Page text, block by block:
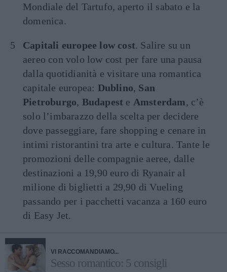
Mondiale del Tartufo, aperto il sabato e la
domenica.
Capitali europee low cost. Salire su un
aereo con volo low cost per fare una pausa
dalla quotidianità e visitare una romantica
capitale europea: Dublino, San
Pietroburgo, Budapest e Amsterdam, c’è
solo l’imbarazzo della scelta per decidere
dove passeggiare, fare shopping e cenare in
intimi ristorantini tra arte e cultura. Tante le
promozioni delle compagnie aeree, dalle
destinazioni a 19,90 euro di Ryanair al
milione di biglietti a 29,90 di Vueling
passando per i pacchetti vacanza a 160 euro
di Easy Jet.
VI RACCOMANDIAMO...
Sesso romantico: 5 consigli